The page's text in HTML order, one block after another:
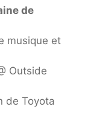
de
musique et
Outside
de Toyota